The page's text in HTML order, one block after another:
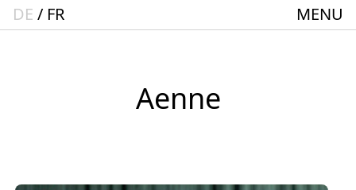
DE FR MENU
Startseite
ACTO – Städte und Gemeindebund-Theater
Aenne